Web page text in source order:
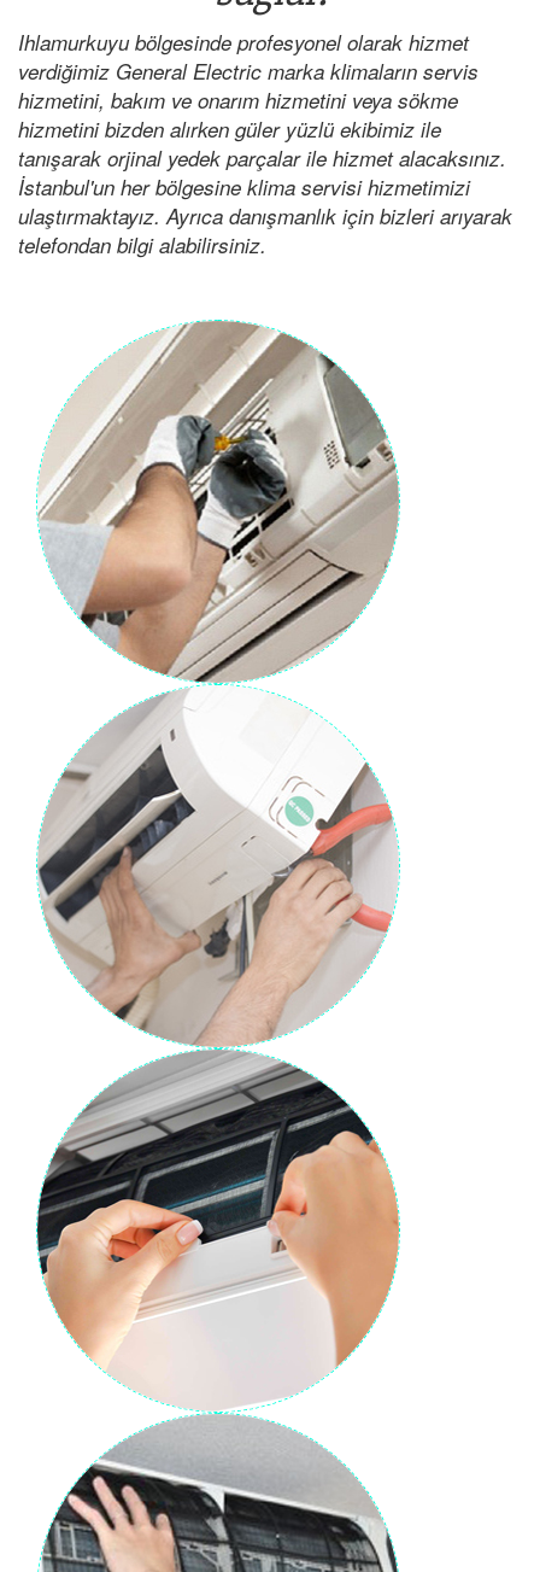
Ihlamurkuyu bölgesinde profesyonel olarak hizmet
verdiğimiz General Electric marka klimaların servis
hizmetini, bakım ve onarım hizmetini veya sökme
hizmetini bizden alırken güler yüzlü ekibimiz ile
tanışarak orjinal yedek parçalar ile hizmet alacaksınız.
İstanbul'un her bölgesine klima servisi hizmetimizi
ulaştırmaktayız. Ayrıca danışmanlık için bizleri arıyarak
telefondan bilgi alabilirsiniz.